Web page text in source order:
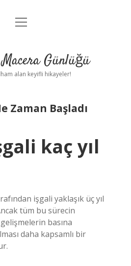
Anasayfa
Yasal Uyarı
menüyü
Günlüğü
alan keyifli hikayeler!
Zaman Başladı
kaç yıl
işgali yaklaşık üç yıl
tüm bu sürecin
basına
daha kapsamlı bir